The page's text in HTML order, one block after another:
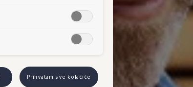
Prihvatam sve kolačiće